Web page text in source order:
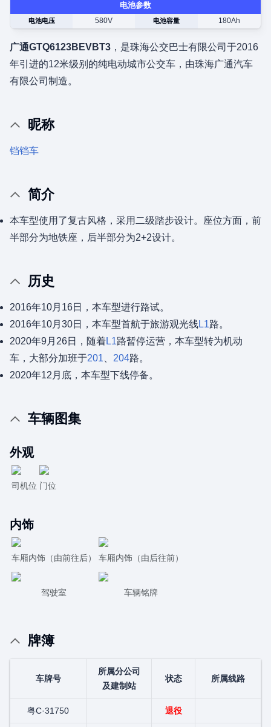
电池参数
电池电压 580V 电池容量 180Ah
广通GTQ6123BEVBT3 ，是珠海公交巴士有限公司于2016
年引进的12米级别的纯电动城市公交车，由珠海广通汽车
有限公司制造。
昵称
铛铛车
简介
本车型使用了复古风格，采用二级踏步设计。座位方面，前
半部分为地铁座，后半部分为2+2设计。
历史
2016年10月16日，本车型进行路试。
2016年10月30日，本车型首航于旅游观光线L1路。
2020年9月26日，随着L1路暂停运营，本车型转为机动
车，大部分加班于201 204路。
2020年12月底，本车型下线停备。
车辆图集
外观
司机位 门位
内饰
车厢内饰（由前往后） 车厢内饰（由后往前）
驾驶室 车辆铭牌
牌簿
车牌号
所属分公司
及建制站
状态 所属线路
粤C·31750 退役